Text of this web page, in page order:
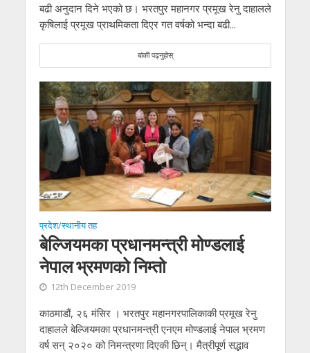
बढी अनुदान दिने भएको छ। भरतपुर महानगर प्रमूख रेनु दाहालले
कृषिलाई प्रमूख प्राथमिकता दिएर गत वर्षको भन्दा बढी...
बांकी पढ्नुहोस्
प्रदेश/स्थानीय तह
बेल्जियमका प्रधानमन्त्री मोण्डलाई
नेपाल भ्रमणको निम्तो
12th December 2019
काठमाडौं, २६ मंसिर । भरतपुर महानगरपालिकाकी प्रमूख रेनु
दाहालले बेल्जियमका प्रधानमन्त्री एनएम मोण्डलाई नेपाल भ्रमण
वर्ष सन् २०२० को निमन्त्रणा दिएकी छिन्। मैत्रीपूर्ण सद्भाव